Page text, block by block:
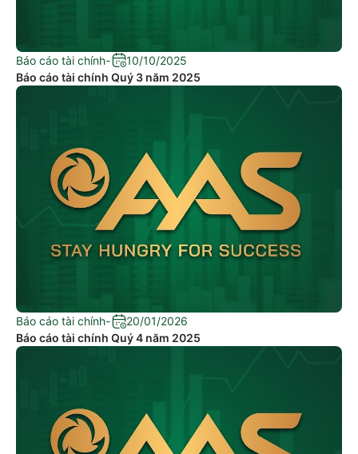
Báo cáo tài chính-
10/10/2025
Báo cáo tài chính Quý 3 năm 2025
Báo cáo tài chính-
20/01/2026
Báo cáo tài chính Quý 4 năm 2025